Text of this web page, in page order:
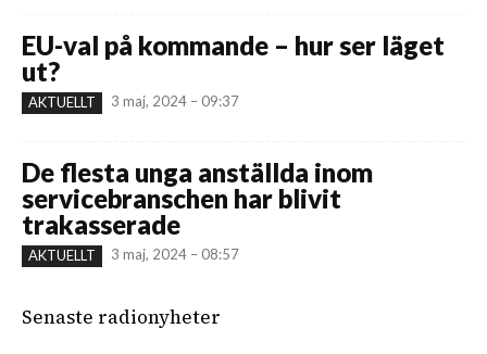
EU-val på kommande – hur ser läget
ut?
AKTUELLT 3 maj, 2024 – 09:37
De flesta unga anställda inom
servicebranschen har blivit
trakasserade
AKTUELLT 3 maj, 2024 – 08:57
Senaste radionyheter